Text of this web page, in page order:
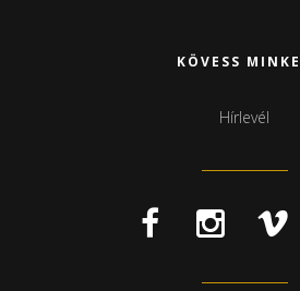
KÖVESS
Hírlevél